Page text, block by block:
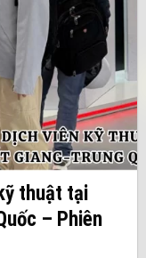
thuật tại
– Phiên